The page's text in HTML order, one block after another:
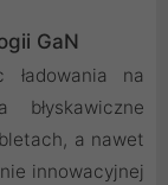
GaN
ładowania na
a nawet
innowacyjnej